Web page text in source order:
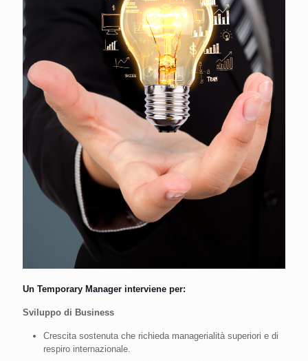
Un Temporary Manager interviene per:
Sviluppo di Business
Crescita sostenuta che richieda managerialità superiori e di
respiro internazionale.